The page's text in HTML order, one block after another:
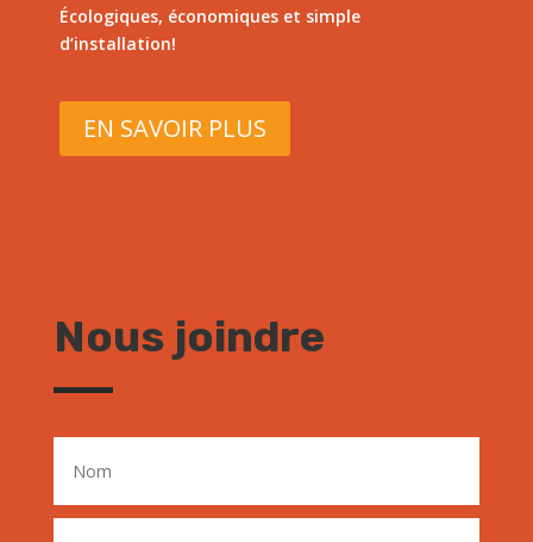
Écologiques, économiques et simple
d’installation!
EN SAVOIR PLUS
Nous joindre